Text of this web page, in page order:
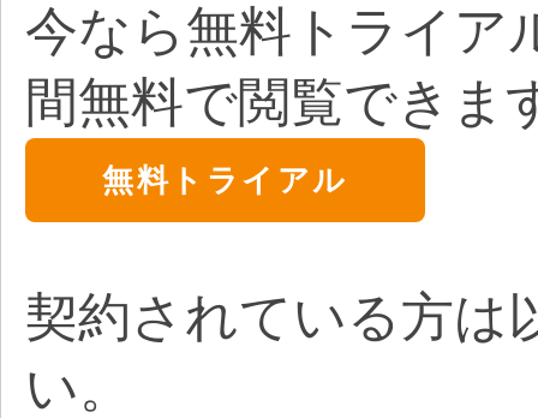
今なら無料トライア
間無料で閲覧できま
無料トライアル
契約されている方は
い。